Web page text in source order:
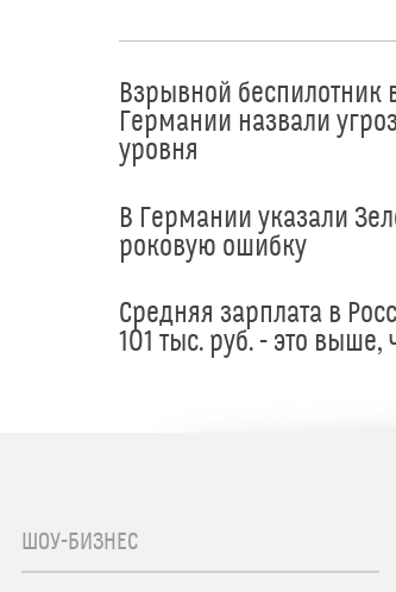
Взрывной беспилотник
Германии назвали
уровня
В Германии указали
роковую ошибку
Средняя зарплата в
101 тыс. руб. - это
ШОУ-БИЗНЕС